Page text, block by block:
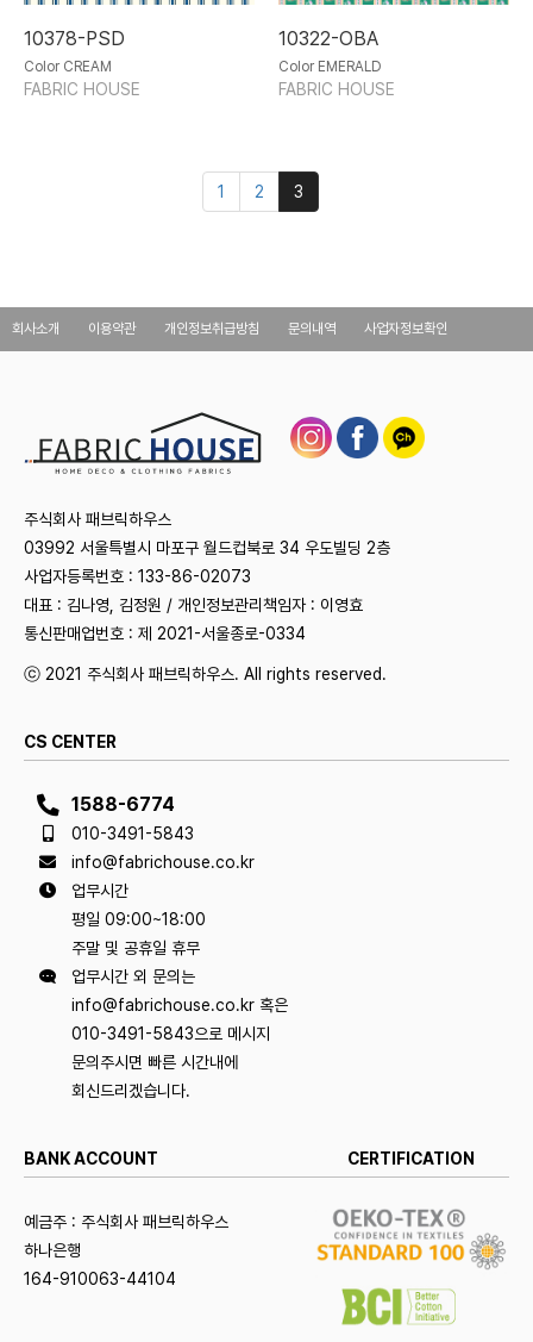
10378-PSD
Color CREAM
FABRIC HOUSE
10322-OBA
Color EMERALD
FABRIC HOUSE
1 2 3
회사소개 이용약관 개인정보취급방침 문의내역 사업자정보확인
주식회사 패브릭하우스
03992 서울특별시 마포구 월드컵북로 34 우도빌딩 2층
사업자등록번호 : 133-86-02073
대표 : 김나영, 김정원 / 개인정보관리책임자 : 이영효
통신판매업번호 : 제 2021-서울종로-0334
ⓒ 2021 주식회사 패브릭하우스. All rights reserved.
CS CENTER
1588-6774
010-3491-5843
info@fabrichouse.co.kr
업무시간
평일 09:00~18:00
주말 및 공휴일 휴무
업무시간 외 문의는
info@fabrichouse.co.kr 혹은
010-3491-5843으로 메시지
문의주시면 빠른 시간내에
회신드리겠습니다.
BANK ACCOUNT
예금주 : 주식회사 패브릭하우스
하나은행
164-910063-44104
CERTIFICATION